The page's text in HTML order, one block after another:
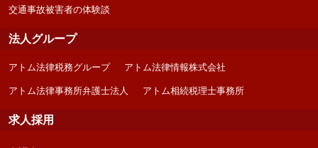
交通事故被害者の体験談
法人グループ
アトム法律税務グループ アトム法律情報株式会社
アトム法律事務所弁護士法人 アトム相続税理士事務所
求人採用